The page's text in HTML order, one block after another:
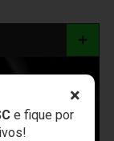
×
e fique por